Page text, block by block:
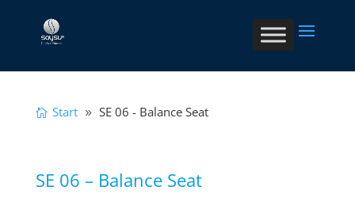
Start SE 06 - Balance Seat
SE 06 – Balance Seat